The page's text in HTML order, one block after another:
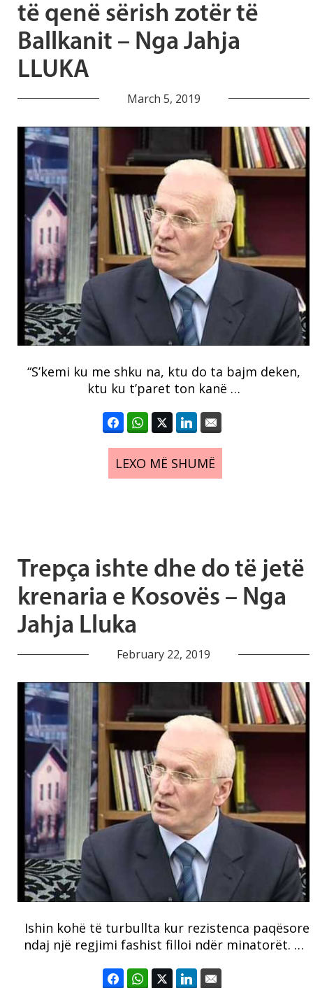
të qenë sërish zotër të
Ballkanit – Nga Jahja
LLUKA
March 5, 2019
“S’kemi ku me shku na, ktu do ta bajm deken,
ktu ku t’paret ton kanë …
LEXO MË SHUMË
Trepça ishte dhe do të jetë
krenaria e Kosovës – Nga
Jahja Lluka
February 22, 2019
Ishin kohë të turbullta kur rezistenca paqësore
ndaj një regjimi fashist filloi ndër minatorët. …